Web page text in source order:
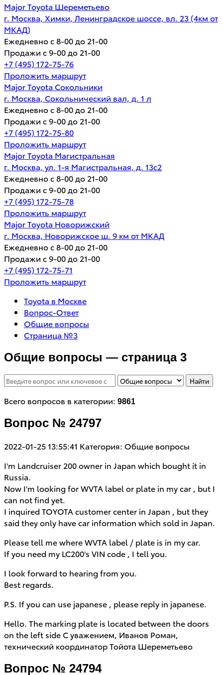
Major Toyota Шереметьево
г. Москва, Химки, Ленинградское шоссе, вл. 23 (4км от
МКАД)
Ежедневно с 8-00 до 21-00
Продажи с 9-00 до 21-00
+7 (495) 172-75-76
Проложить маршрут
Major Toyota Сокольники
г. Москва, Сокольнический вал, д. 1 л
Ежедневно с 8-00 до 21-00
Продажи с 9-00 до 21-00
+7 (495) 172-75-80
Проложить маршрут
Major Toyota Магистральная
г. Москва, ул. 1-я Магистральная, д. 13с2
Ежедневно с 8-00 до 21-00
Продажи с 9-00 до 21-00
+7 (495) 172-75-78
Проложить маршрут
Major Toyota Новорижский
г. Москва, Новорижское ш. 9 км от МКАД
Ежедневно с 8-00 до 21-00
Продажи с 9-00 до 21-00
+7 (495) 172-75-71
Проложить маршрут
Toyota в Москве
Вопрос-Ответ
Общие вопросы
Страница №3
Общие вопросы — страница 3
Найти
Всего вопросов в категории: 9861
Вопрос № 24797
2022-01-25 13:55:41 Категория: Общие вопросы
I'm Landcruiser 200 owner in Japan which bought it in
Russia.
Now I'm looking for WVTA label or plate in my car , but I
can not find yet.
I inquired TOYOTA customer center in Japan , but they
said they only have car information which sold in Japan.
Please tell me where WVTA label / plate is in my car.
If you need my LC200's VIN code , I tell you.
I look forward to hearing from you.
Best regards.
P.S. If you can use japanese , please reply in japanese.
Hello. The marking plate is located between the doors
on the left side С уважением, Иванов Роман,
технический координатор Тойота Шереметьево
Вопрос № 24794